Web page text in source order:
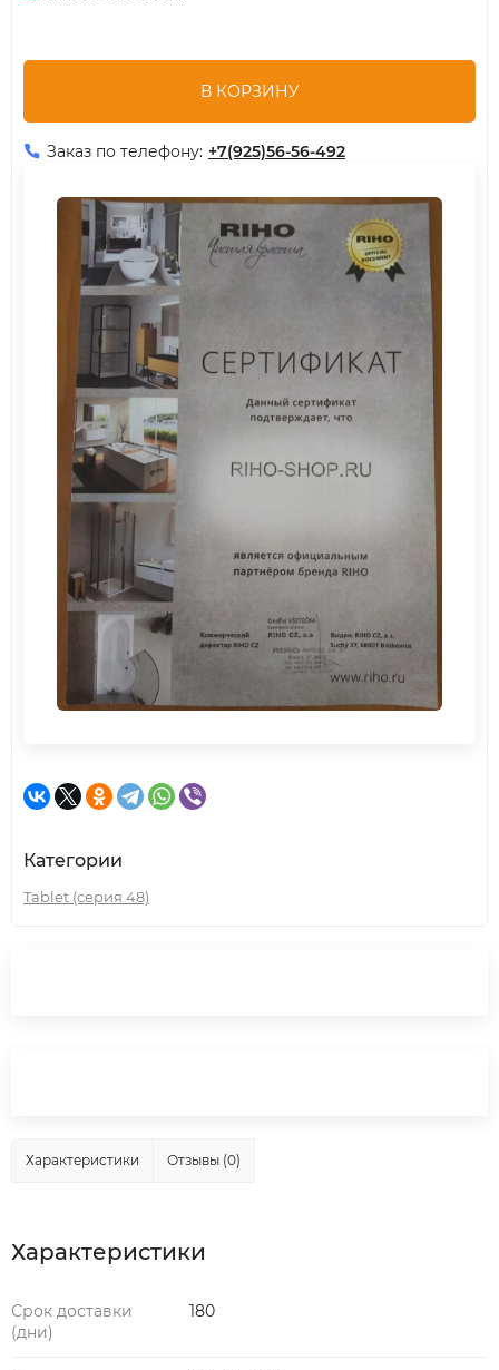
В КОРЗИНУ
Заказ по телефону: +7(925)56-56-492
Категории
Tablet (серия 48)
Характеристики Отзывы (0)
Характеристики
Срок доставки
(дни)
180